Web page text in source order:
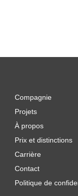
Compagnie
Projets
À propos
Prix et distinctions
Carrière
Contact
Politique de